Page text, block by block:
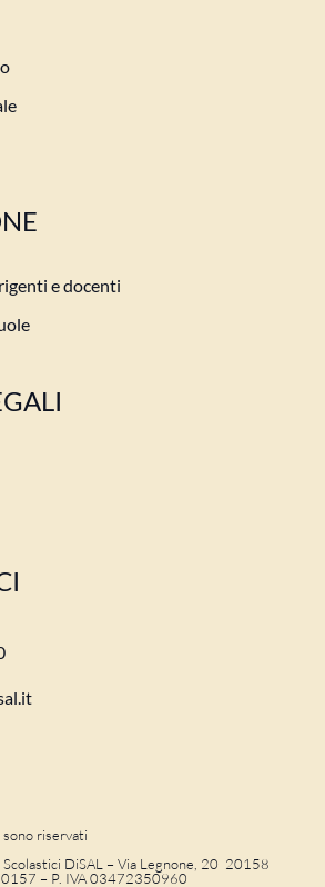
e docenti
riservati
DiSAL – Via Legnone, 20 20158
– P. IVA 03472350960